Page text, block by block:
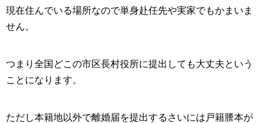
現在住んでいる場所なので単身赴任先や実家でもかまいま
せん。
つまり全国どこの市区長村役所に提出しても大丈夫という
ことになります。
ただし本籍地以外で離婚届を提出するさいには戸籍謄本が